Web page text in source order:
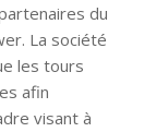
du
La société
les tours
afin
visant à